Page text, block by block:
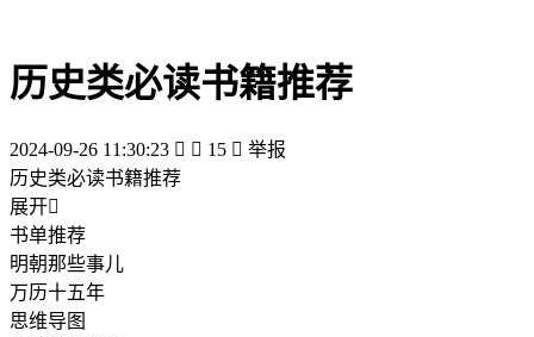
历史类必读书籍推荐
2024-09-26 11:30:23   15  举报
历史类必读书籍推荐
展开
书单推荐
明朝那些事儿
万历十五年
思维导图